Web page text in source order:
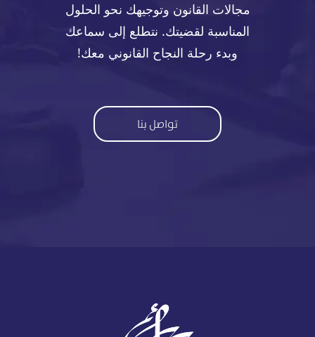
مجالات القانون وتوجيهك نحو الحلول
المناسبة لقضيتك. نتطلع إلى سماعك
وبدء رحلة النجاح القانوني معك!
تواصل بنا